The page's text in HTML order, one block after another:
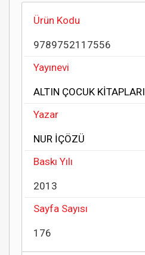
Ürün Kodu
9789752117556
Yayınevi
ALTIN ÇOCUK KİTAPLARI
Yazar
NUR İÇÖZÜ
Baskı Yılı
2013
Sayfa Sayısı
176